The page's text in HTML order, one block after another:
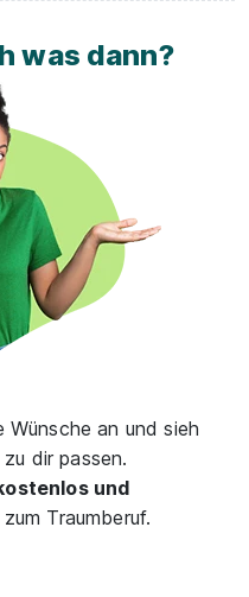
was dann?
an und sieh
dir passen.
und
Traumberuf.